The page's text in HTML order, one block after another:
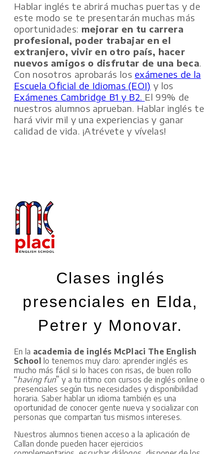
Hablar inglés te abrirá muchas puertas y de
este modo se te presentarán muchas más
oportunidades: mejorar en tu carrera
profesional, poder trabajar en el
extranjero, vivir en otro país, hacer
nuevos amigos o disfrutar de una beca.
Con nosotros aprobarás los exámenes de la
Escuela Oficial de Idiomas (EOI) y los
Exámenes Cambridge B1 y B2. El 99% de
nuestros alumnos aprueban. Hablar inglés te
hará vivir mil y una experiencias y ganar
calidad de vida. ¡Atrévete y vívelas!
Clases inglés
presenciales en Elda,
Petrer y Monovar.
En la academia de inglés McPlaci The English
School
lo tenemos muy claro: aprender inglés es
mucho más fácil si lo haces con risas, de buen rollo
“having fun” y a tu ritmo con cursos de inglés online o
presenciales según tus necesidades y disponibilidad
horaria. Saber hablar un idioma también es una
oportunidad de conocer gente nueva y socializar con
personas que compartan tus mismos intereses.
Nuestros alumnos tienen acceso a la aplicación de
Callan donde pueden hacer ejercicios